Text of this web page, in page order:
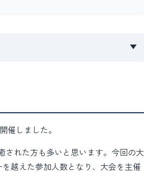
▼
催しました。
された方も多いと思います。今回の大
越えた参加人数となり、大会を主催